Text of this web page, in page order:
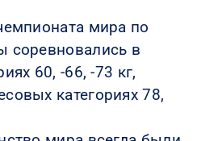
мира по
соревновались в
60, -66, -73 кг,
категориях 78,